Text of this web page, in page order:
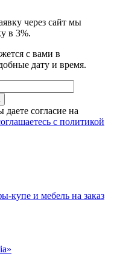
через сайт мы
в 3%.
с вами в
дату и время.
согласие на
c политикой
купе и мебель на заказ